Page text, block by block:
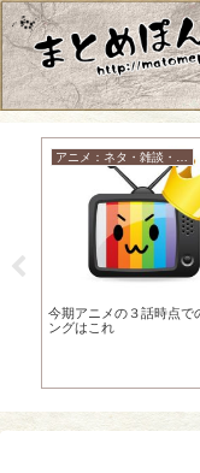
アニメ：ネタ・雑談・ニュース
今期アニメの３話時点で
ングはこれ